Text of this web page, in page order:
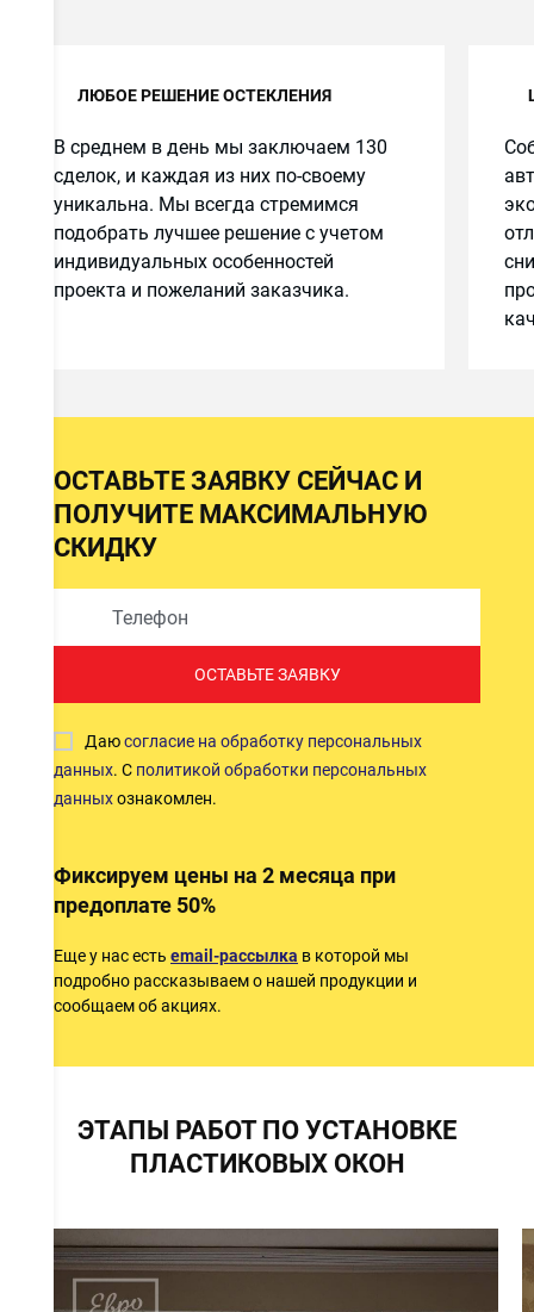
ЛЮБОЕ РЕШЕНИЕ ОСТЕКЛЕНИЯ
В среднем в день мы заключаем 130
сделок, и каждая из них по-своему
уникальна. Мы всегда стремимся
подобрать лучшее решение с учетом
индивидуальных особенностей
проекта и пожеланий заказчика.
ОСТАВЬТЕ ЗАЯВКУ СЕЙЧАС И
ПОЛУЧИТЕ МАКСИМАЛЬНУЮ
СКИДКУ
ОСТАВЬТЕ ЗАЯВКУ
Даюсогласие на обработку персональных
данных. С политикой обработки персональных
данныхознакомлен.
Фиксируем цены на 2 месяца при
предоплате 50%
Еще у нас есть email-рассылка в которой мы
подробно рассказываем о нашей продукции и
сообщаем об акциях.
ЭТАПЫ РАБОТ ПО УСТАНОВКЕ
ПЛАСТИКОВЫХ ОКОН